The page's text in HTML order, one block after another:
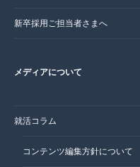
新卒採用ご担当者さまへ
メディアについて
就活コラム
コンテンツ編集方針について